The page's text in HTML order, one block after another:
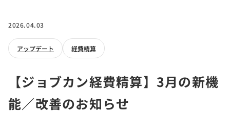
2026.04.03
アップデート 経費精算
【ジョブカン経費精算】3月の新機
能／改善のお知らせ